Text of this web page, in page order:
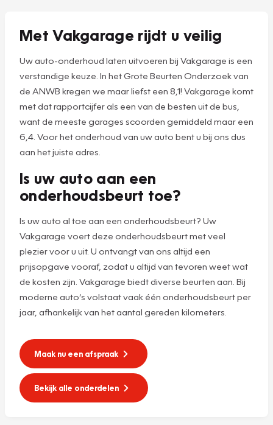
Met Vakgarage rijdt u veilig
Uw auto-onderhoud laten uitvoeren bij Vakgarage is een
verstandige keuze. In het Grote Beurten Onderzoek van
de ANWB kregen we maar liefst een 8,1! Vakgarage komt
met dat rapportcijfer als een van de besten uit de bus,
want de meeste garages scoorden gemiddeld maar een
6,4. Voor het onderhoud van uw auto bent u bij ons dus
aan het juiste adres.
Is uw auto aan een
onderhoudsbeurt toe?
Is uw auto al toe aan een onderhoudsbeurt? Uw
Vakgarage voert deze onderhoudsbeurt met veel
plezier voor u uit. U ontvangt van ons altijd een
prijsopgave vooraf, zodat u altijd van tevoren weet wat
de kosten zijn. Vakgarage biedt diverse beurten aan. Bij
moderne auto’s volstaat vaak één onderhoudsbeurt per
jaar, afhankelijk van het aantal gereden kilometers.
Maak nu een afspraak
Bekijk alle onderdelen